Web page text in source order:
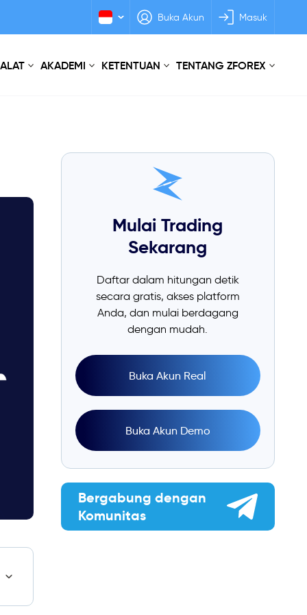
Buka Akun Masuk
AKADEMI KETENTUAN TENTANG ZFOREX
Mulai Trading
Sekarang
Daftar dalam hitungan detik
secara gratis, akses platform
Anda, dan mulai berdagang
dengan mudah.
Buka Akun Real
Buka Akun Demo
Bergabung dengan
Komunitas